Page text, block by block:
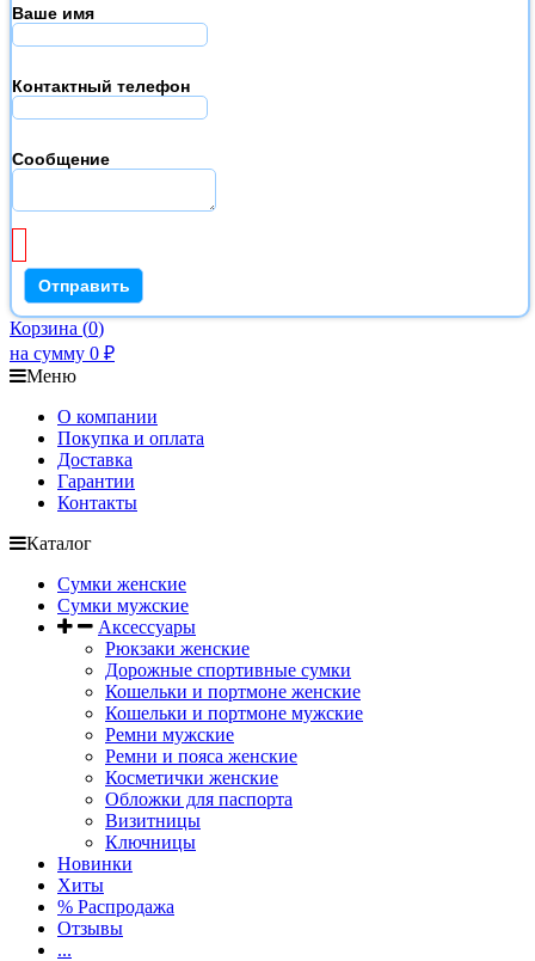
Ваше имя
Контактный телефон
Сообщение
Корзина (0)
на сумму 0 ₽
Меню
О компании
Покупка и оплата
Доставка
Гарантии
Контакты
Каталог
Сумки женские
Сумки мужские
Аксессуары
Рюкзаки женские
Дорожные спортивные сумки
Кошельки и портмоне женские
Кошельки и портмоне мужские
Ремни мужские
Ремни и пояса женские
Косметички женские
Обложки для паспорта
Визитницы
Ключницы
Новинки
Хиты
% Распродажа
Отзывы
...